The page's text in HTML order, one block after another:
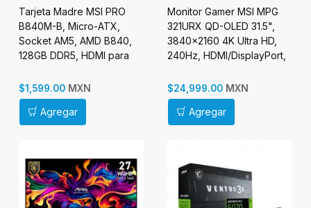
Tarjeta Madre MSI PRO
B840M-B, Micro-ATX,
Socket AM5, AMD B840,
128GB DDR5, HDMI para
$1,599.00 MXN
Agregar
Monitor Gamer MSI MPG
321URX QD-OLED 31.5",
3840x2160 4K Ultra HD,
240Hz, HDMI/DisplayPort,
$24,999.00 MXN
Agregar